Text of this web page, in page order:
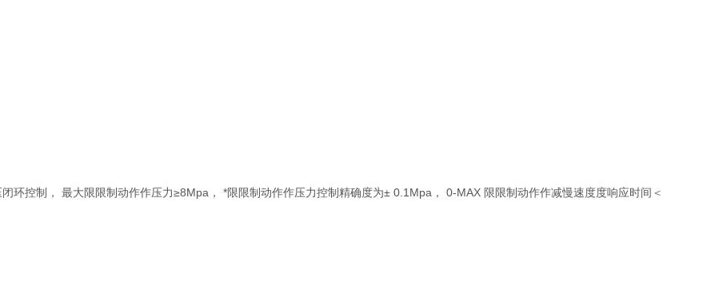
环控制， 最大限限制动作作压力≥8Mpa， *限限制动作作压力控制精确度为± 0.1Mpa， 0-MAX 限限制动作作减慢速度度响应时间＜